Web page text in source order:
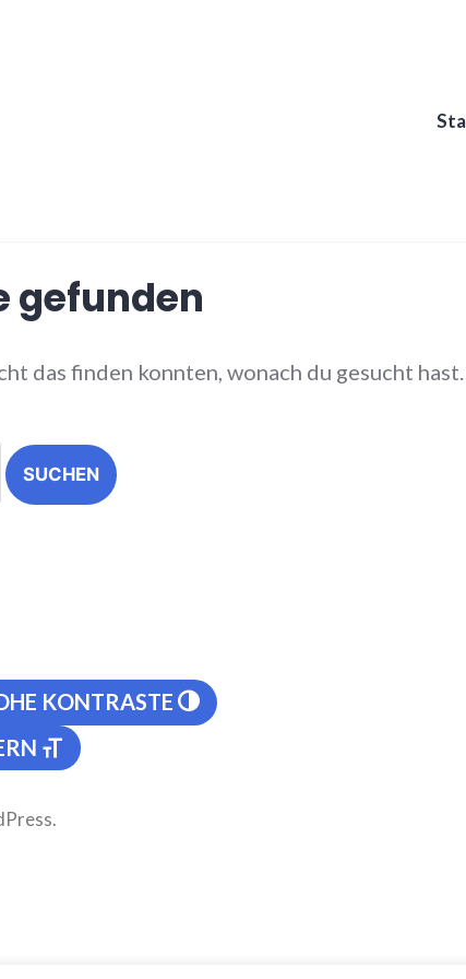
gefunden
das finden konnten, wonach du gesucht
KONTRASTE
.